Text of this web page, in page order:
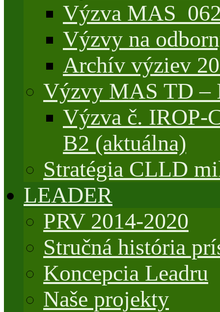
Výzva
Výzvy na
Archív výziev
Výzvy MAS TD –
Výzva č. IROP-
B2 (aktuálna)
Stratégia CLLD
LEADER
PRV 2014-2020
Stručná história
Koncepcia Leadru
Naše projekty